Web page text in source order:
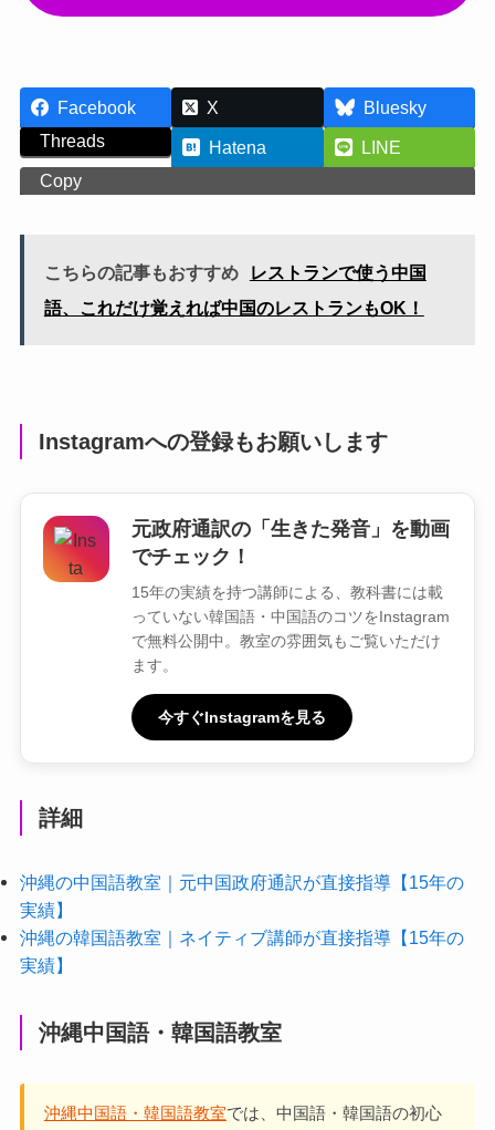
Facebook X
Bluesky
Threads
Hatena
LINE
Copy
こちらの記事もおすすめ
レストランで使う中国
語、これだけ覚えれば中国のレストランもOK！
Instagramへの登録もお願いします
元政府通訳の「生きた発音」を動画
でチェック！
15年の実績を持つ講師による、教科書には載
っていない韓国語・中国語のコツをInstagram
で無料公開中。教室の雰囲気もご覧いただけ
ます。
今すぐInstagramを見る
詳細
沖縄の中国語教室｜元中国政府通訳が直接指導【15年の
実績】
沖縄の韓国語教室｜ネイティブ講師が直接指導【15年の
実績】
沖縄中国語・韓国語教室
沖縄中国語・韓国語教室では、中国語・韓国語の初心